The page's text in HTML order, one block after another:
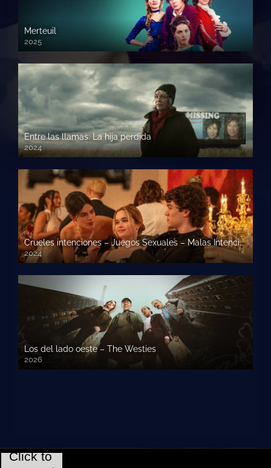
Merteuil
2025
Entre las llamas: La hija perdida
2024
Crueles intenciones – Juegos Sexuales – Malas Intenciones
2024
Los del lado oeste – The Westies
2026